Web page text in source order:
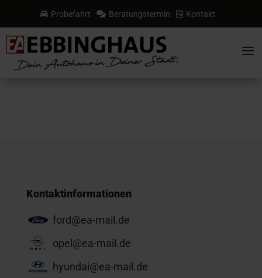
 Probefahrt  Beratungstermin  Kontakt
a
Kontaktinformationen
ford@ea-mail.de
opel@ea-mail.de
hyundai@ea-mail.de